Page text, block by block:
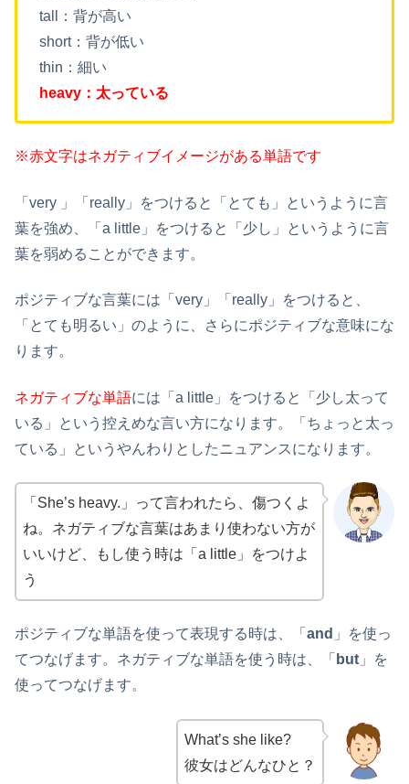
tall：背が高い
short：背が低い
thin：細い
heavy：太っている
※赤文字はネガティブイメージがある単語です
「very 」「really」をつけると「とても」というように言
葉を強め、「a little」をつけると「少し」というように言
葉を弱めることができます。
ポジティブな言葉には「very」「really」をつけると、
「とても明るい」のように、さらにポジティブな意味にな
ります。
ネガティブな単語には「a little」をつけると「少し太って
いる」という控えめな言い方になります。「ちょっと太っ
ている」というやんわりとしたニュアンスになります。
「She’s heavy.」って言われたら、傷つくよ
ね。ネガティブな言葉はあまり使わない方が
いいけど、もし使う時は「a little」をつけよ
う
ポジティブな単語を使って表現する時は、「 and 」を使っ
てつなげます。ネガティブな単語を使う時は、「 but 」を
使ってつなげます。
What’s she like?
彼女はどんなひと？